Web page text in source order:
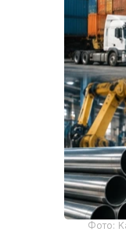
Фото: